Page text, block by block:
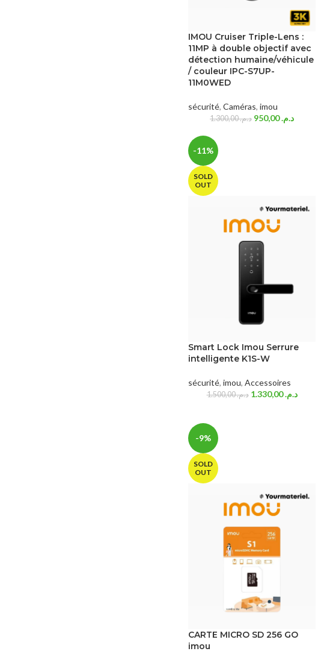
IMOU Cruiser Triple-Lens :
11MP à double objectif avec
détection humaine/véhicule
/ couleur IPC-S7UP-
11M0WED
sécurité, Caméras, imou
د.م.1.300,00 د.م.950,00
-11%
SOLD
OUT
Smart Lock Imou Serrure
intelligente K1S-W
sécurité, imou, Accessoires
د.م.1.500,00 د.م.1.330,00
-9%
SOLD
OUT
CARTE MICRO SD 256 GO
imou